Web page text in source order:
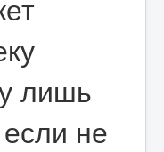
лишь
не